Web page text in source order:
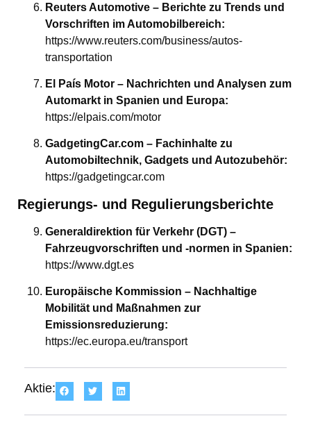
Reuters Automotive – Berichte zu Trends und
Vorschriften im Automobilbereich:
https://www.reuters.com/business/autos-
transportation
El País Motor – Nachrichten und Analysen zum
Automarkt in Spanien und Europa:
https://elpais.com/motor
GadgetingCar.com – Fachinhalte zu
Automobiltechnik, Gadgets und Autozubehör:
https://gadgetingcar.com
Regierungs- und Regulierungsberichte
Generaldirektion für Verkehr (DGT) –
Fahrzeugvorschriften und -normen in Spanien:
https://www.dgt.es
Europäische Kommission – Nachhaltige
Mobilität und Maßnahmen zur
Emissionsreduzierung:
https://ec.europa.eu/transport
Aktie: